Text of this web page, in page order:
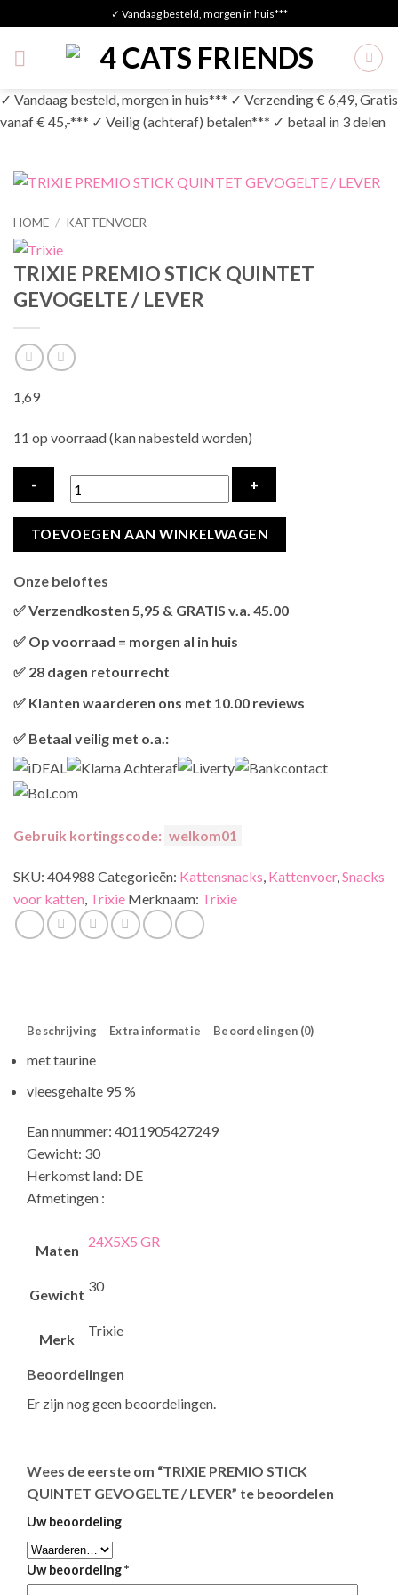
to
content
✓ Vandaag besteld, morgen in huis***
✓ Vandaag besteld, morgen in huis*** ✓ Verzending € 6,49, Gratis
vanaf € 45,-*** ✓ Veilig (achteraf) betalen*** ✓ betaal in 3 delen
HOME / KATTENVOER
TRIXIE PREMIO STICK QUINTET
GEVOGELTE / LEVER
1,69
11 op voorraad (kan nabesteld worden)
TRIXIE
QUINTET
GEVOGELTE
LEVER
hoeveelheid
TOEVOEGEN AAN WINKELWAGEN
Onze beloftes
✅ Verzendkosten 5,95 & GRATIS v.a. 45.00
bestellingen v.a. 45,00 worden gratis verzonden.
✅ Op voorraad = morgen al in huis
hetvandaag nog verzonden
✅ 28 dagen retourrecht
retourneren.
✅ Klanten waarderen ons met 10.00 reviews
✅ Betaal veilig met o.a.:
Gebruik kortingscode: welkom01
SKU: 404988 Categorieën: Kattensnacks, Kattenvoer,Snacks
voor katten, Trixie Merknaam: Trixie
Beschrijving Extra informatie Beoordelingen (0)
met taurine
vleesgehalte 95 %
Ean nnummer: 4011905427249
Gewicht: 30
Herkomst land: DE
Afmetingen :
Maten
24X5X5 GR
Gewicht
30
Merk
Trixie
Beoordelingen
Er zijn nog geen beoordelingen.
Wees de eerste om “TRIXIE PREMIO STICK
QUINTET GEVOGELTE / LEVER” te beoordelen
Uw beoordeling
Uw beoordeling*